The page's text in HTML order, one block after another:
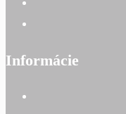
Informácie